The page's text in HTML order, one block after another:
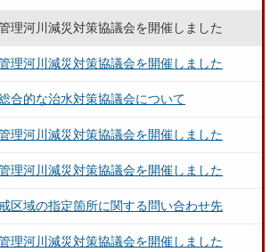
河川減災対策協議会を開催しました
河川減災対策協議会を開催しました
合的な治水対策協議会について
河川減災対策協議会を開催しました
河川減災対策協議会を開催しました
区域の指定箇所に関する問い合わせ先
河川減災対策協議会を開催しました